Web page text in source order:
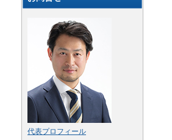
代表プロフィール